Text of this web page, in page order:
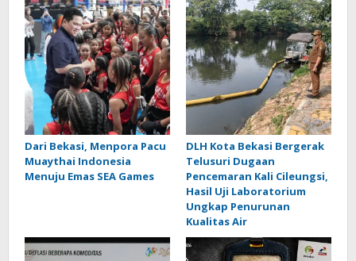
Dari Bekasi, Menpora Pacu
Muaythai Indonesia
Menuju Emas SEA Games
DLH Kota Bekasi Bergerak
Telusuri Dugaan
Pencemaran Kali Cileungsi,
Hasil Uji Laboratorium
Ungkap Penurunan
Kualitas Air